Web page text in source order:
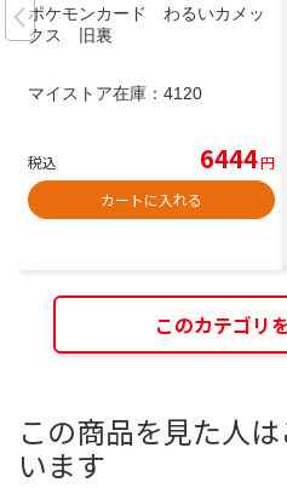
ポケモンカード わるいカメッ
クス 旧裏
マイストア在庫： 4120
税込 6444円
カートに入れる
このカテゴリ
この商品を見た人
います